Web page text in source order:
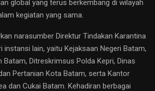
global yang terus berkembang di wilayah
kegiatan yang sama.
narasumber Direktur Tindakan Karantina
instansi lain, yaitu Kejaksaan Negeri Batam,
Batam, Ditreskrimsus Polda Kepri, Dinas
Pertanian Kota Batam, serta Kantor
dan Cukai Batam. Kehadiran berbagai